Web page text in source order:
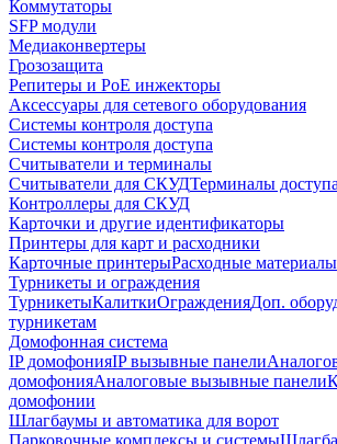
Коммутаторы
SFP модули
Медиаконвертеры
Грозозащита
Репитеры и PoE инжекторы
Аксессуары для сетевого оборудования
Системы контроля доступа
Системы контроля доступа
Считыватели и терминалы
Считыватели для СКУДТерминалы доступа
Контроллеры для СКУД
Карточки и другие идентификаторы
Принтеры для карт и расходники
Карточные принтерыРасходные материалы
Турникеты и ограждения
ТурникетыКалиткиОгражденияДоп.
турникетам
Домофонная система
IP домофонияIP вызывные панели
домофонияАналоговые вызывные панели
домофонии
Шлагбаумы и автоматика для ворот
Парковочные комплексы и системы